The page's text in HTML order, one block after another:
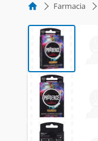
Farmacia